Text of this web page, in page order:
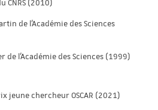
CNRS (2010)
de l'Académie des Sciences
de l'Académie des Sciences (1999)
jeune chercheur OSCAR (2021)